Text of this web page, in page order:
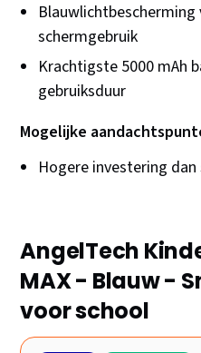
schermgebruik
Krachtigste 5000 mAh
gebruiksduur
Mogelijke
Hogere investering
AngelTech
MAX - Blauw -
voor school